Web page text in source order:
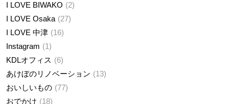
I LOVE BIWAKO
2
I LOVE Osaka
27
I LOVE 中津
16
Instagram
1
KDLオフィス
6
あけぼのリノベーション
13
おいしいもの 77
おでかけ
18